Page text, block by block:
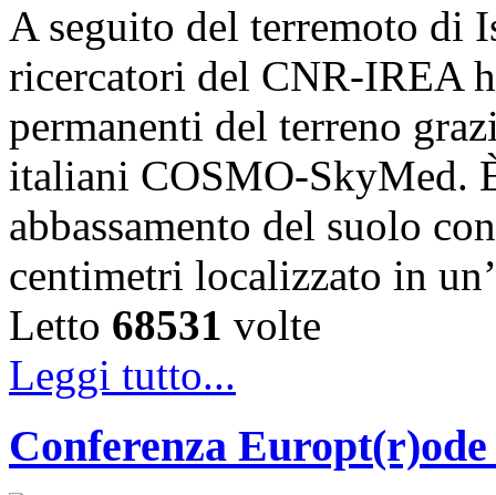
A seguito del terremoto di
ricercatori del CNR-IREA
permanenti del terreno
italiani COSMO-SkyMed.
abbassamento del suolo
centimetri localizzato in
Letto 68531 volte
Leggi tutto...
Conferenza